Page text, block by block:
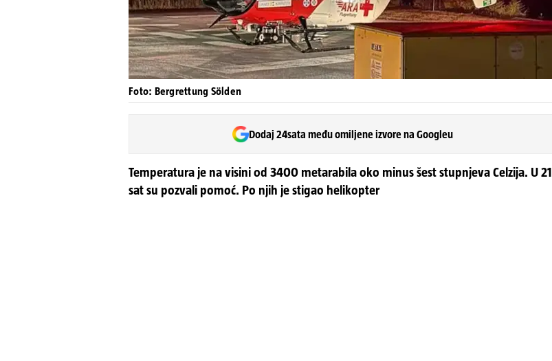
Foto: Bergrettung Sölden
Dodaj 24sata među omiljene izvore na Googleu
Temperatura je na visini od 3400 metarabila oko minus šest stupnjeva Celzija. U 21
sat su pozvali pomoć. Po njih je stigao helikopter